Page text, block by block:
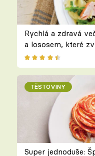
Rychlá a zdravá
a lososem, které
TĚSTOVINY
Super jednoduše: